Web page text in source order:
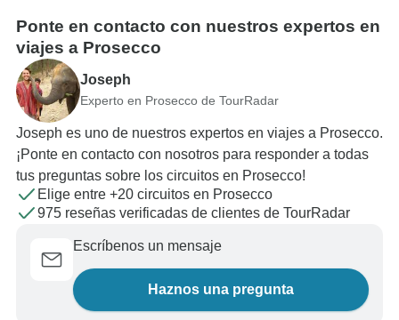
Ponte en contacto con nuestros expertos en
viajes a Prosecco
Joseph
Experto en Prosecco de TourRadar
Joseph es uno de nuestros expertos en viajes a Prosecco.
¡Ponte en contacto con nosotros para responder a todas
tus preguntas sobre los circuitos en Prosecco!
Elige entre +20 circuitos en Prosecco
975 reseñas verificadas de clientes de TourRadar
Escríbenos un mensaje
Haznos una pregunta